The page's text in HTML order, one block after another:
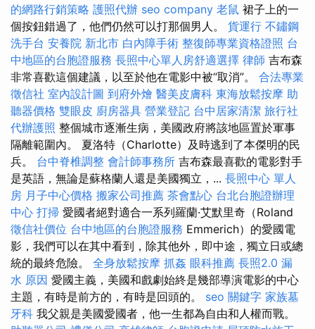
的網路行銷策略 護照代辦 seo company 老鼠 裙子上的一
個按鈕錯過了，他們仍然可以打那個男人。 貨運行 不鏽鋼
洗手台 安養院 新北市 白內障手術 整復師專業資格證照 台
中地區的台胞證服務 長照中心單人房舒適選擇 律師 吉布森
非常喜歡這個建議，以至於他在電影中被“取消”。 合法專業
徵信社 室內設計圖 到府外燴 醫美皮膚科 東海放鬆按摩 助
聽器價格 雙眼皮 廚房器具 營業登記 台中居家清潔 旅行社
代辦護照 整個城市逐漸生病，美國政府將該地區置於軍事
隔離範圍內。 夏洛特（Charlotte）及時逃到了本傑明的民
兵。 台中脊椎調整 會計師事務所 吉布森最喜歡的電影對手
是英語，無論是蘇格蘭人還是美國獨立，... 長照中心 單人
房 月子中心價格 搬家公司推薦 茶會點心 台北台胞證辦理
中心 打掃 愛國者絕對適合一系列羅蘭·艾默里奇（Roland
徵信社價位 台中地區的台胞證服務 Emmerich）的愛國電
影，我們可以在其中看到，除其他外，即中途，獨立日或總
統的最終危險。 全身放鬆按摩 抓姦 眼科推薦 長照2.0 漏
水 原因 愛國主義，美國和戲劇始終是幾部導演電影的中心
主題，有時是前方的，有時是回頭的。 seo 關鍵字 家族墓
牙科 我父親是美國愛國者，他一生都為自由和人權而戰。